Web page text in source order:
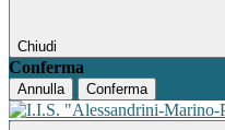
Chiudi
Conferma
Annulla Conferma